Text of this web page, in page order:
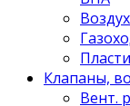
Клапаны,
Вент.